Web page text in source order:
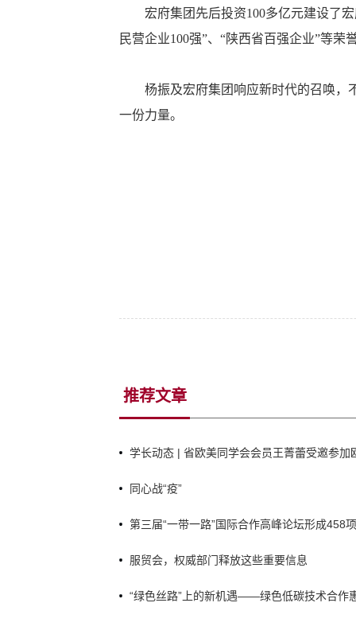
宏府集团先后投资100多亿元建设了宏
民营企业100强”、“陕西省百强企业”等
杨振及宏府集团响应新时代的召唤，不
一份力量。
推荐文章
学长动态 | 省欧美同学会会员王菁蕾受邀参加
庆祝建党105周年暨《中俄睦邻友好合作条约》
同心战“疫”
第三届“一带一路”国际合作高峰论坛形成458
服贸会，权威部门释放这些重要信息
“绿色丝路”上的新机遇——绿色低碳技术合作